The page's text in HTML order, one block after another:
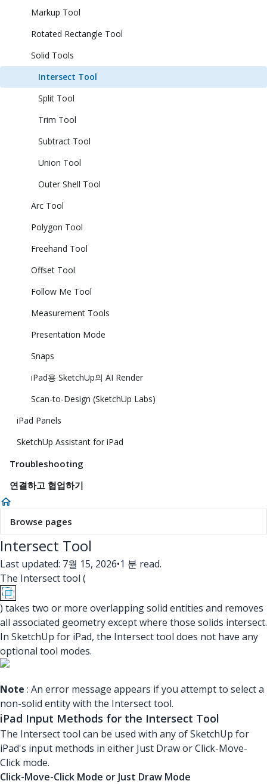
Markup Tool
Rotated Rectangle Tool
Solid Tools
Intersect Tool
Split Tool
Trim Tool
Subtract Tool
Union Tool
Outer Shell Tool
Arc Tool
Polygon Tool
Freehand Tool
Offset Tool
Follow Me Tool
Measurement Tools
Presentation Mode
Snaps
iPad용 SketchUp의 AI Render
Scan-to-Design (SketchUp Labs)
iPad Panels
SketchUp Assistant for iPad
Troubleshooting
연결하고 협업하기
Browse pages
Intersect Tool
Last updated: 7월 15, 2026•1 분 read.
The Intersect tool (
) takes two or more overlapping solid entities and removes
all associated geometry except where those solids intersect.
In SketchUp for iPad, the Intersect tool does not have any
optional tool modes.
Note : An error message appears if you attempt to select a
non-solid entity with the Intersect tool.
iPad Input Methods for the Intersect Tool
The Intersect tool can be used with any of SketchUp for
iPad's input methods in either Just Draw or Click-Move-
Click mode.
Click-Move-Click Mode or Just Draw Mode